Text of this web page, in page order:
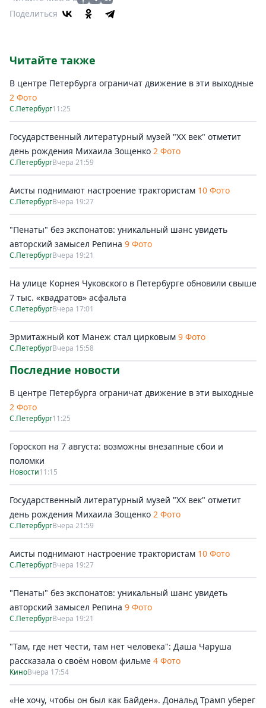
Поделиться
Читайте также
В центре Петербурга ограничат движение в эти выходные
2 Фото
С.Петербург11:25
Государственный литературный музей "ХХ век" отметит
день рождения Михаила Зощенко 2 Фото
С.ПетербургВчера 21:59
Аисты поднимают настроение трактористам 10 Фото
С.ПетербургВчера 19:27
"Пенаты" без экспонатов: уникальный шанс увидеть
авторский замысел Репина 9 Фото
С.ПетербургВчера 19:21
На улице Корнея Чуковского в Петербурге обновили свыше
7 тыс. «квадратов» асфальта
С.ПетербургВчера 17:01
Эрмитажный кот Манеж стал цирковым 9 Фото
С.ПетербургВчера 15:58
Последние новости
В центре Петербурга ограничат движение в эти выходные
2 Фото
С.Петербург11:25
Гороскоп на 7 августа: возможны внезапные сбои и
поломки
Новости11:15
Государственный литературный музей "ХХ век" отметит
день рождения Михаила Зощенко 2 Фото
С.ПетербургВчера 21:59
Аисты поднимают настроение трактористам 10 Фото
С.ПетербургВчера 19:27
"Пенаты" без экспонатов: уникальный шанс увидеть
авторский замысел Репина 9 Фото
С.ПетербургВчера 19:21
"Там, где нет чести, там нет человека": Даша Чаруша
рассказала о своём новом фильме 4 Фото
КиноВчера 17:54
«Не хочу, чтобы он был как Байден». Дональд Трамп уберег